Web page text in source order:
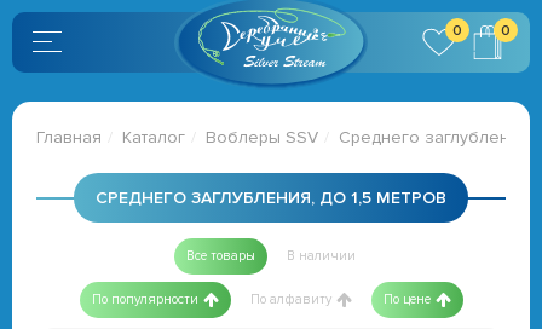
0
0
Главная Каталог Воблеры SSV Среднего заглубления,
СРЕДНЕГО ЗАГЛУБЛЕНИЯ, ДО 1,5 МЕТРОВ
Все товары В наличии
По популярности По алфавиту По цене